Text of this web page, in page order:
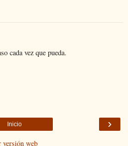
cada vez que pueda.
›
Inicio
versión web